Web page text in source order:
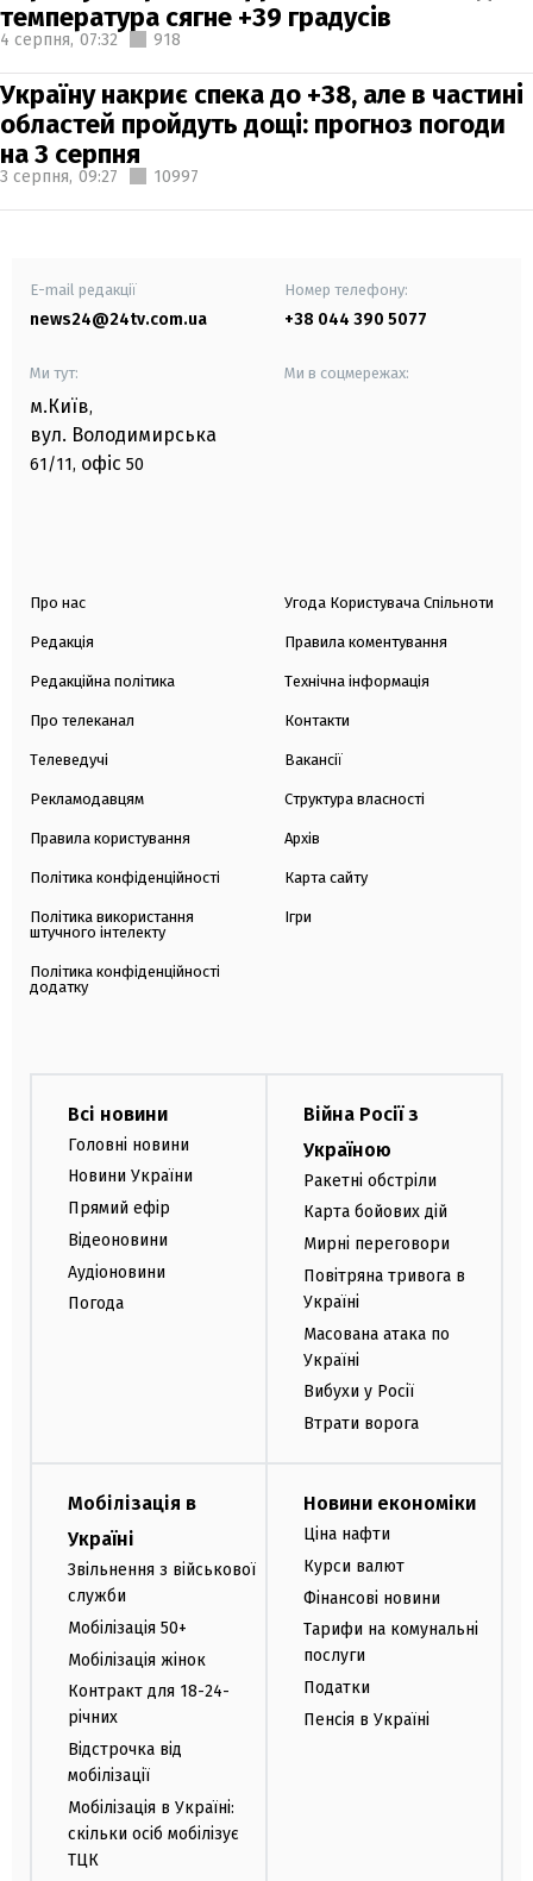
температура сягне +39 градусів
4 серпня, 07:32 918
Україну накриє спека до +38, але в частині
областей пройдуть дощі: прогноз погоди
на 3 серпня
3 серпня, 09:27 10997
E-mail редакції
news24@24tv.com.ua
Номер телефону:
+38 044 390 5077
Ми тут:
м.Київ,
вул. Володимирська
61/11, офіс 50
Ми в соцмережах:
Про нас
Редакція
Редакційна політика
Про телеканал
Телеведучі
Рекламодавцям
Правила користування
Політика конфіденційності
Політика використання
штучного інтелекту
Політика конфіденційності
додатку
Угода Користувача Спільноти
Правила коментування
Технічна інформація
Контакти
Вакансії
Структура власності
Архів
Карта сайту
Ігри
Всі новини
Головні новини
Новини України
Прямий ефір
Відеоновини
Аудіоновини
Погода
Війна Росії з
Україною
Ракетні обстріли
Карта бойових дій
Мирні переговори
Повітряна тривога в
Україні
Масована атака по
Україні
Вибухи у Росії
Втрати ворога
Мобілізація в
Україні
Звільнення з військової
служби
Мобілізація 50+
Мобілізація жінок
Контракт для 18-24-
річних
Відстрочка від
мобілізації
Мобілізація в Україні:
скільки осіб мобілізує
ТЦК
Новини економіки
Ціна нафти
Курси валют
Фінансові новини
Тарифи на комунальні
послуги
Податки
Пенсія в Україні